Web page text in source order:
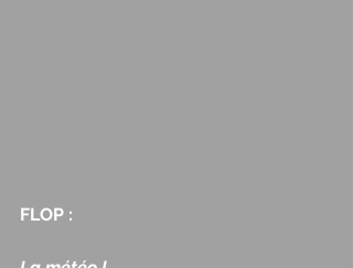
FLOP :